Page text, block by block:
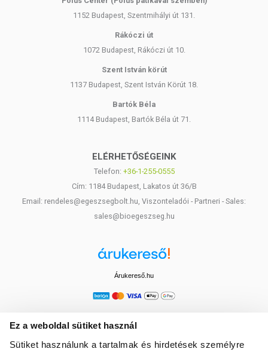
Ez a weboldal sütiket használ
Sütiket használunk a tartalmak és hirdetések személyre
1152 Budapest, Szentmihályi út 131.
Rákóczi út
1072 Budapest, Rákóczi út 10.
Szent István körút
1137 Budapest, Szent István Körút 18.
Bartók Béla
1114 Budapest, Bartók Béla út 71.
ELÉRHETŐSÉGEINK
Telefon: +36-1-255-0555
Cím: 1184 Budapest, Lakatos út 36/B
Email: rendeles@egeszsegbolt.hu, Viszonteladói - Partneri - Sales:
sales@bioegeszseg.hu
Árukereső.hu